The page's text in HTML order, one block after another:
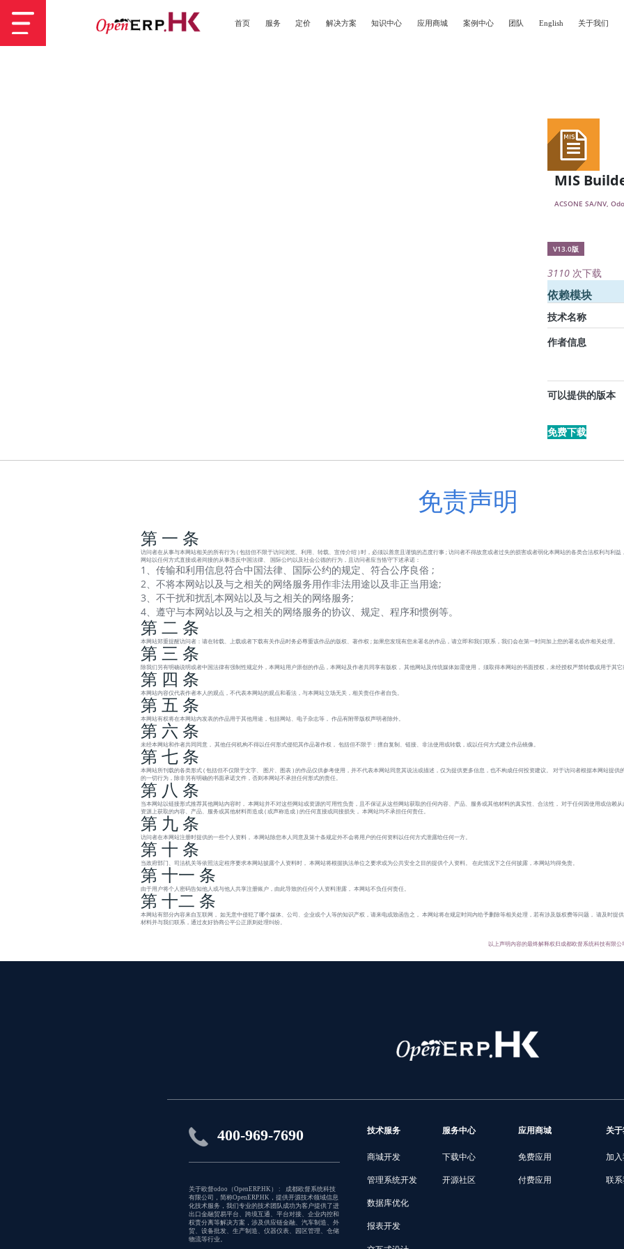
首页 服务 定价 解决方案 知识中心 应用商城 案例中心 团队 English 关于我们
MIS
ACSONE SA/NV,
V13.0版
3110 次下载
依赖模块
技术名称
作者信息
可以提供的版本
免费下载
免责声明
第 一 条
访问者在从事与本网站相关的所有行为 ( 包括但不限于访问浏览、利用、转载、宣传介绍 ) 时，必须以善意且谨慎的态度行事 ; 访问者不得故意或者过失的损害或者弱化本网站的各类合法权利与利益
网站以任何方式直接或者间接的从事违反中国法律、 国际公约以及社会公德的行为，且访问者应当恪守下述承诺：
1、传输和利用信息符合中国法律、国际公约的规定、符合公序良俗 ;
2、不将本网站以及与之相关的网络服务用作非法用途以及非正当用途;
3、不干扰和扰乱本网站以及与之相关的网络服务;
4、遵守与本网站以及与之相关的网络服务的协议、规定、程序和惯例等。
第 二 条
本网站郑重提醒访问者：请在转载、上载或者下载有关作品时务必尊重该作品的版权、著作权 ; 如果您发现有您未署名的作品，请立即和我们联系，我们会在第一时间加上您的署名或作相关处理。
第 三 条
除我们另有明确说明或者中国法律有强制性规定外，本网站用户原创的作品，本网站及作者共同享有版权， 其他网站及传统媒体如需使用， 须取得本网站的书面授权，未经授权严禁转载或用于其它
第 四 条
本网站内容仅代表作者本人的观点，不代表本网站的观点和看法，与本网站立场无关，相关责任作者自负。
第 五 条
本网站有权将在本网站内发表的作品用于其他用途，包括网站、电子杂志等， 作品有附带版权声明者除外。
第 六 条
未经本网站和作者共同同意， 其他任何机构不得以任何形式侵犯其作品著作权， 包括但不限于：擅自复制、链接、非法使用或转载，或以任何方式建立作品镜像。
第 七 条
本网站所刊载的各类形式 ( 包括但不仅限于文字、 图片、图表 ) 的作品仅供参考使用，并不代表本网站同意其说法或描述，仅为提供更多信息，也不构成任何投资建议。 对于访问者根据本网站提供
的一切行为，除非另有明确的书面承诺文件，否则本网站不承担任何形式的责任。
第 八 条
当本网站以链接形式推荐其他网站内容时， 本网站并不对这些网站或资源的可用性负责，且不保证从这些网站获取的任何内容、产品、服务或其他材料的真实性、合法性， 对于任何因使用或信赖从
资源上获取的内容、产品、服务或其他材料而造成 ( 或声称造成 ) 的任何直接或间接损失， 本网站均不承担任何责任。
第 九 条
访问者在本网站注册时提供的一些个人资料， 本网站除您本人同意及第十条规定外不会将用户的任何资料以任何方式泄露给任何一方。
第 十 条
当政府部门、司法机关等依照法定程序要求本网站披露个人资料时， 本网站将根据执法单位之要求或为公共安全之目的提供个人资料。 在此情况下之任何披露，本网站均得免责。
第 十一 条
由于用户将个人密码告知他人或与他人共享注册账户，由此导致的任何个人资料泄露， 本网站不负任何责任。
第 十二 条
本网站有部分内容来自互联网， 如无意中侵犯了哪个媒体、公司、企业或个人等的知识产权，请来电或致函告之， 本网站将在规定时间内给予删除等相关处理，若有涉及版权费等问题， 请及时提
材料并与我们联系，通过友好协商公平公正原则处理纠纷。
以上声明内容的最终解释权归成都欧督系统科技有限公
400-969-7690
关于欧督odoo（OpenERP.HK） : 成都欧督系统科技
有限公司，简称OpenERP.HK，提供开源技术领域信息
化技术服务，我们专业的技术团队成功为客户提供了进
出口金融贸易平台、跨境互通、平台对接、企业内控和
权责分离等解决方案，涉及供应链金融、汽车制造、外
贸、设备批发、生产制造、仪器仪表、园区管理、仓储
物流等行业。
技术服务
商城开发
管理系统开发
数据库优化
报表开发
服务中心
下载中心
开源社区
应用商城
免费应用
付费应用
关于
加入
联系